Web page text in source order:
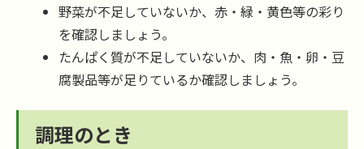
野菜が不足していないか、赤・緑・黄色等の彩り
を確認しましょう。
たんぱく質が不足していないか、肉・魚・卵・豆
腐製品等が足りているか確認しましょう。
調理のとき